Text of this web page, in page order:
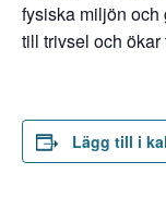
fysiska miljön och
till trivsel och ökar
Lägg till i